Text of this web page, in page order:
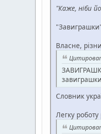
"Каже, ніби
Власне,
Словник
Легку